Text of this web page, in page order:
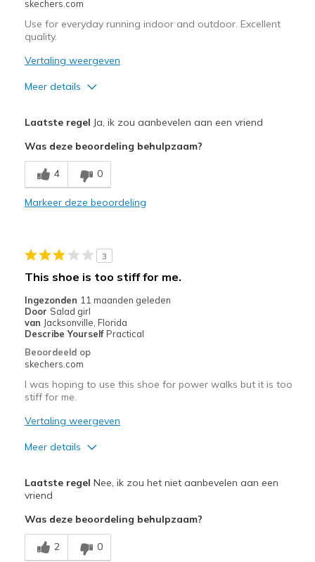
Sizing
View On Shoes
I'm Into Shoes
skechers.com
Use for everyday running indoor and outdoor. Excellent
quality.
Vertaling weergeven
Meer details
Breathe Well
Comfortable
Width
Feels true to width
Sizing
Feels true to size
View On Shoes
Laatste regel Ja, ik zou aanbevelen aan een vriend
Was deze beoordeling behulpzaam?
4 0
Markeer deze beoordeling
3
This shoe is too stiff for me.
Ingezonden 11 maanden geleden
Door Salad girl
van Jacksonville, Florida
Describe Yourself Practical
Beoordeeld op
skechers.com
I was hoping to use this shoe for power walks but it is too
stiff for me.
Vertaling weergeven
Meer details
Attractive Design
Beste toepassingen
Casual Wear
Laatste regel Nee, ik zou het niet aanbevelen aan een
vriend
Was deze beoordeling behulpzaam?
2 0